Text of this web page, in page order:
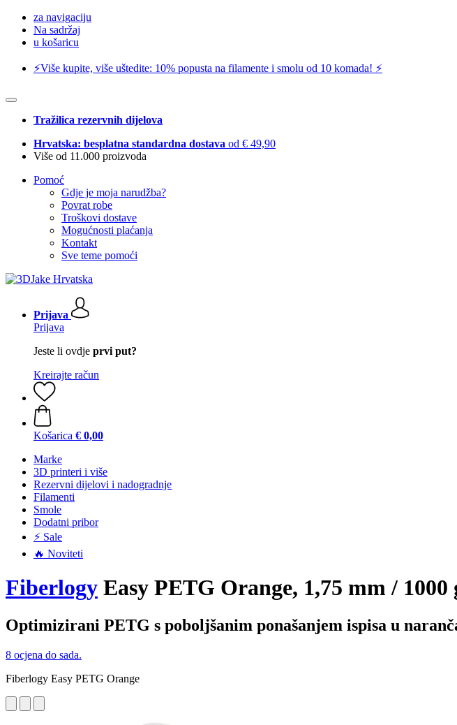
za navigaciju
Na sadržaj
u košaricu
⚡️Više kupite, više uštedite: 10% popusta na filamente i smolu od 10 komada! ⚡️
Tražilica rezervnih dijelova
Hrvatska: besplatna standardna dostava od € 49,90
Više od 11.000 proizvoda
Pomoć
Gdje je moja narudžba?
Povrat robe
Troškovi dostave
Mogućnosti plaćanja
Kontakt
Sve teme pomoći
Prijava
Prijava
Jeste li ovdje prvi put?
Kreirajte račun
Košarica € 0,00
Marke
3D printeri i više
Rezervni dijelovi i nadogradnje
Filamenti
Smole
Dodatni pribor
⚡ Sale
🔥 Noviteti
Fiberlogy Easy PETG Orange, 1,75 mm / 1000
Optimizirani PETG s poboljšanim ponašanjem ispisa u
8 ocjena do sada.
Fiberlogy Easy PETG Orange